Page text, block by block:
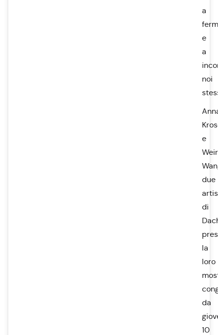
a
e
a
noi
e
due
di
la
loro
da
10